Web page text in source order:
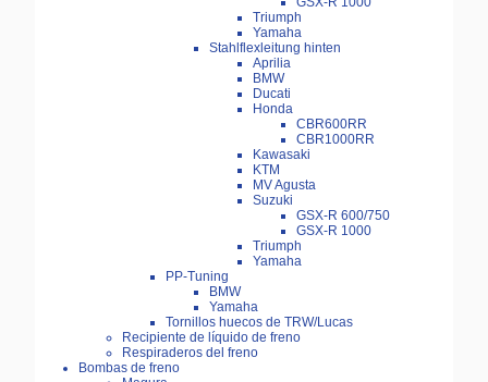
Triumph
Yamaha
Stahlflexleitung hinten
Aprilia
BMW
Ducati
Honda
CBR600RR
CBR1000RR
Kawasaki
KTM
MV Agusta
Suzuki
GSX-R 600/750
GSX-R 1000
Triumph
Yamaha
PP-Tuning
BMW
Yamaha
Tornillos huecos de TRW/Lucas
Recipiente de líquido de freno
Respiraderos del freno
Bombas de freno